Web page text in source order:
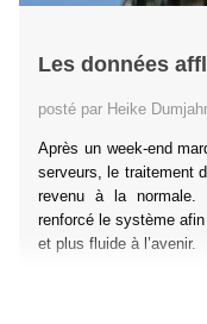
Les données
posté par Heike
Après un week-end
serveurs, le traitement
revenu à la normale.
renforcé le système
et plus fluide à l’avenir.